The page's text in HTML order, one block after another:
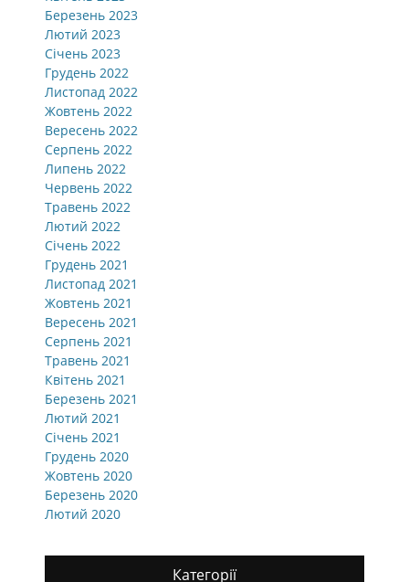
Березень 2023
Лютий 2023
Січень 2023
Грудень 2022
Листопад 2022
Жовтень 2022
Вересень 2022
Серпень 2022
Липень 2022
Червень 2022
Травень 2022
Лютий 2022
Січень 2022
Грудень 2021
Листопад 2021
Жовтень 2021
Вересень 2021
Серпень 2021
Травень 2021
Квітень 2021
Березень 2021
Лютий 2021
Січень 2021
Грудень 2020
Жовтень 2020
Березень 2020
Лютий 2020
Категорії